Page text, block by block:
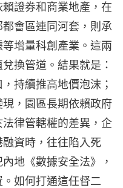
證券和商業地產，在
會區連同河套，則承
增量科創產業。這兩
換管道。結果就是：
持續推高地價泡沫；
，園區長期依賴政府
律管轄權的差異，企
資時，往往陷入死
地《數據安全法》，
如何打通這任督二